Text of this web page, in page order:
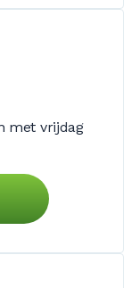
met vrijdag